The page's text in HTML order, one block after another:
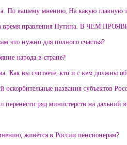
По вашему мнению, На какую главную
за время правления Путина. В ЧЕМ
что нужно для полного счастья?
народа в стране?
Как вы считаете, кто и с кем должны
названия субъектов
ряд министерств на дальний
живётся в России пенсионерам?